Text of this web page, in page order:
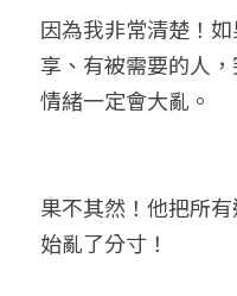
因為我非常清楚！
享、有被需要的人
情緒一定會大亂。
果不其然！他把所
始亂了分寸！